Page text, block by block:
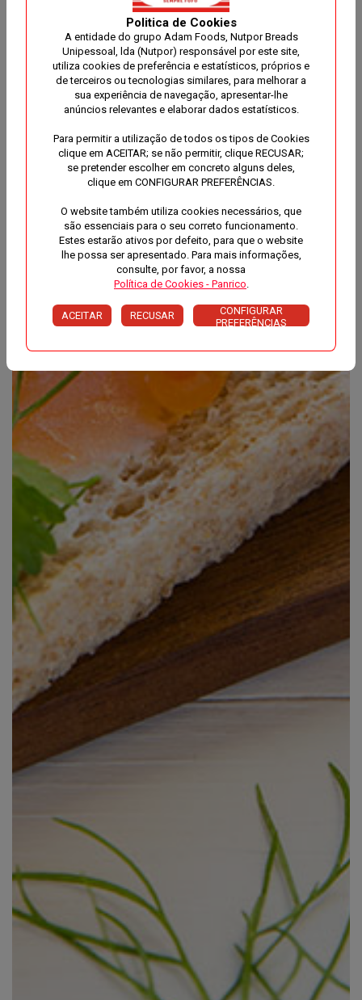
Politica de Cookies
A entidade do grupo Adam Foods, Nutpor Breads
Unipessoal, lda (Nutpor) responsável por este site,
utiliza cookies de preferência e estatísticos, próprios e
de terceiros ou tecnologias similares, para melhorar a
sua experiência de navegação, apresentar-lhe
anúncios relevantes e elaborar dados estatísticos.
Para permitir a utilização de todos os tipos de Cookies
clique em ACEITAR; se não permitir, clique RECUSAR;
se pretender escolher em concreto alguns deles,
clique em CONFIGURAR PREFERÊNCIAS.
O website também utiliza cookies necessários, que
são essenciais para o seu correto funcionamento.
Estes estarão ativos por defeito, para que o website
lhe possa ser apresentado. Para mais informações,
consulte, por favor, a nossa
Política de Cookies - Panrico
ACEITAR RECUSAR
CONFIGURAR
PREFERÊNCIAS